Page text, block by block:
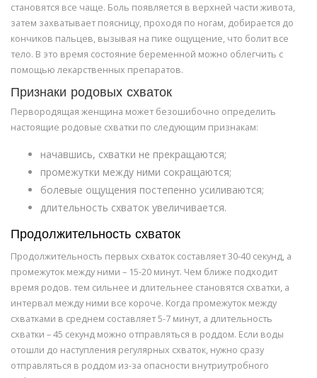
становятся все чаще. Боль появляется в верхней части живота,
затем захватывает поясницу, проходя по ногам, добирается до
кончиков пальцев, вызывая на пике ощущение, что болит все
тело. В это время состояние беременной можно облегчить с
помощью лекарственных препаратов.
Признаки родовых схваток
Первородящая женщина может безошибочно определить
настоящие родовые схватки по следующим признакам:
начавшись, схватки не прекращаются;
промежутки между ними сокращаются;
болевые ощущения постепенно усиливаются;
длительность схваток увеличивается.
Продолжительность схваток
Продолжительность первых схваток составляет 30-40 секунд, а
промежуток между ними – 15-20 минут. Чем ближе подходит
время родов. тем сильнее и длительнее становятся схватки, а
интервал между ними все короче. Когда промежуток между
схватками в среднем составляет 5-7 минут, а длительность
схватки – 45 секунд можно отправляться в роддом. Если воды
отошли до наступления регулярных схваток, нужно сразу
отправляться в роддом из-за опасности внутриутробного